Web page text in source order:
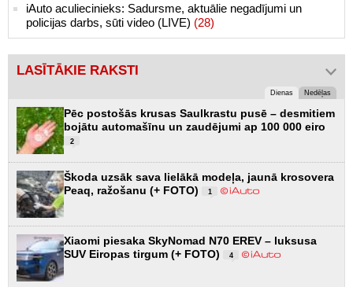
iAuto aculiecinieks: Sadursme, aktuālie negadījumi un
policijas darbs, sūti video (LIVE) (28)
LASĪTĀKIE RAKSTI
Dienas Nedēļas
Pēc postošās krusas Saulkrastu pusē – desmitiem
bojātu automašīnu un zaudējumi ap 100 000 eiro
2
Škoda uzsāk sava lielākā modeļa, jaunā krosovera
Peaq, ražošanu (+ FOTO)
1
Xiaomi piesaka SkyNomad N70 EREV – luksusa
SUV Eiropas tirgum (+ FOTO)
4